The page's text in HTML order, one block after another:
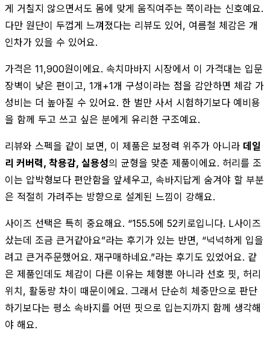
게 거칠지 않으면서도 몸에 맞게 움직여주는 쪽이라는 신호예요.
다만 원단이 두껍게 느껴졌다는 리뷰도 있어, 여름철 체감은 개
인차가 있을 수 있어요.
가격은 11,900원이에요. 속치마바지 시장에서 이 가격대는 입문
장벽이 낮은 편이고, 1개+1개 구성이라는 점을 감안하면 체감 가
성비는 더 높아질 수 있어요. 한 벌만 사서 시험하기보다 예비용
을 함께 두고 쓰고 싶은 분에게 유리한 구조예요.
리뷰와 스펙을 같이 보면, 이 제품은 보정력 위주가 아니라 데일
리 커버력, 착용감, 실용성의 균형을 맞춘 제품이에요. 허리를 조
이는 압박형보다 편안함을 앞세우고, 속바지답게 숨겨야 할 부분
은 적절히 가려주는 방향으로 설계된 느낌이 강해요.
사이즈 선택은 특히 중요해요. “155.5에 52키로입니다. L사이즈
샀는데 조금 큰거같아요”라는 후기가 있는 반면, “넉넉하게 입을
려고 큰거주문했어요. 재구매하네요.”라는 후기도 있었어요. 같
은 제품인데도 체감이 다른 이유는 체형뿐 아니라 선호 핏, 허리
위치, 활동량 차이 때문이에요. 그래서 단순히 체중만으로 판단
하기보다는 평소 속바지를 어떤 핏으로 입는지까지 함께 생각해
야 해요.